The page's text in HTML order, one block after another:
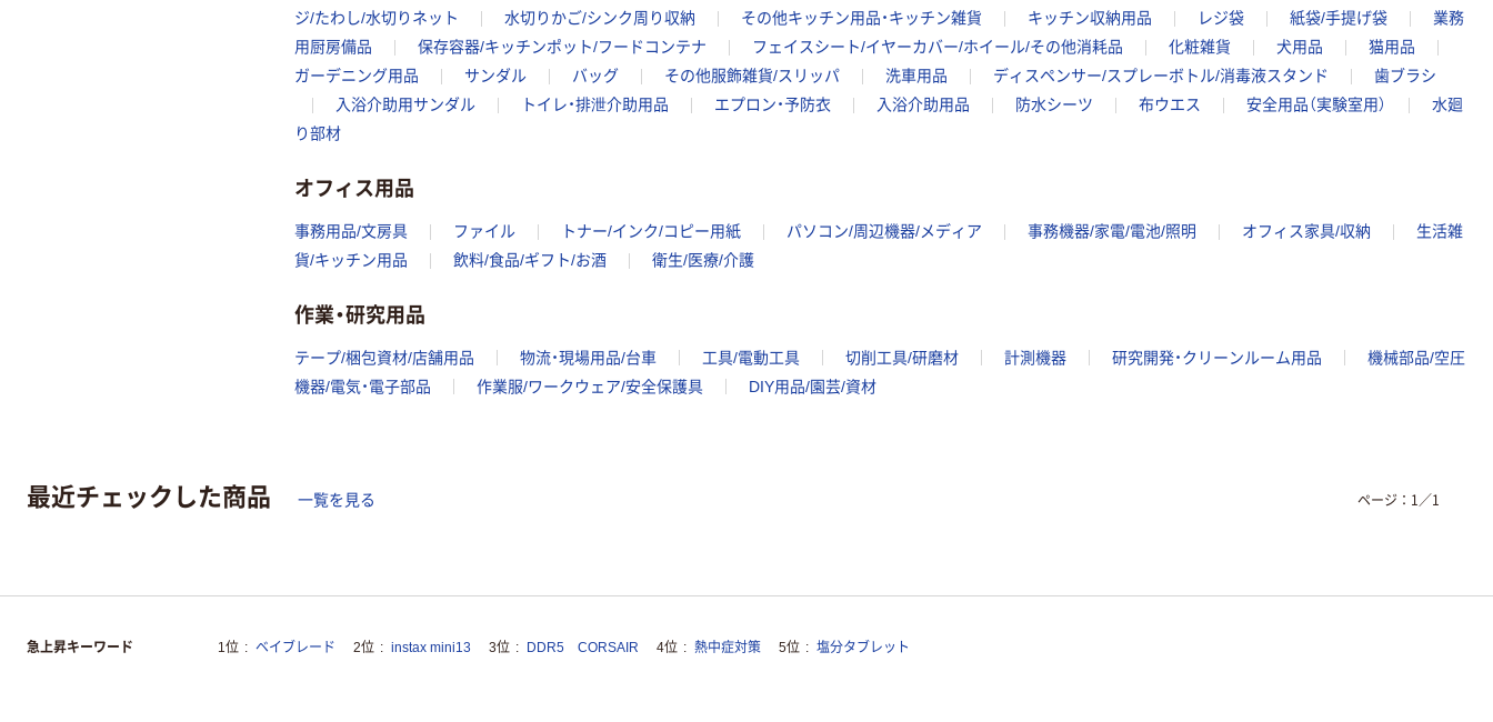
ジ/たわし/水切りネット
水切りかご/シンク周り収納 その他キッチン用品・キッチン雑貨 キッチン収納用品 レジ袋 紙袋/手提げ袋
業務
用厨房備品
保存容器/キッチンポット/フードコンテナ フェイスシート/イヤーカバー/ホイール/その他消耗品 化粧雑貨 犬用品
猫用品
ガーデニング用品
サンダル バッグ その他服飾雑貨/スリッパ 洗車用品 ディスペンサー/スプレーボトル/消毒液スタンド
歯ブラシ
入浴介助用サンダル
トイレ・排泄介助用品 エプロン・予防衣 入浴介助用品 防水シーツ 布ウエス 安全用品（実験室用）
水廻
り部材
オフィス用品
事務用品/文房具 ファイル トナー/インク/コピー用紙 パソコン/周辺機器/メディア 事務機器/家電/電池/照明 オフィス家具/収納
生活雑
貨/キッチン用品
飲料/食品/ギフト/お酒 衛生/医療/介護
作業・研究用品
テープ/梱包資材/店舗用品 物流・現場用品/台車 工具/電動工具 切削工具/研磨材 計測機器 研究開発・クリーンルーム用品
機械部品/空圧
機器/電気・電子部品
作業服/ワークウェア/安全保護具 DIY用品/園芸/資材
最近チェックした商品 一覧を見る ページ： 1 ／1
急上昇キーワード 1位 ベイブレード 2位 instax mini13 3位 DDR5 CORSAIR 4位 熱中症対策 5位 塩分タブレット